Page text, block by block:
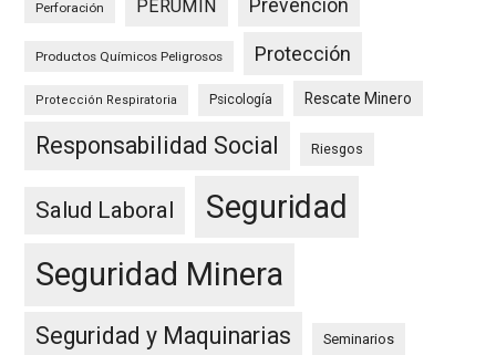
Perforación PERUMIN Prevención
Productos Químicos Peligrosos Protección
Protección Respiratoria Psicología Rescate Minero
Responsabilidad Social Riesgos
Salud Laboral
Seguridad
Seguridad Minera
Seguridad y Maquinarias Seminarios